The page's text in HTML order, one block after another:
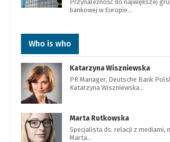
Przynależność do największej
bankowej w Europie…
Who is who
Katarzyna Wiszniewska
PR Manager, Deutsche Bank
Katarzyna Wiszniewska…
Marta Rutkowska
Specjalista ds. relacji z mediami,
Marta…